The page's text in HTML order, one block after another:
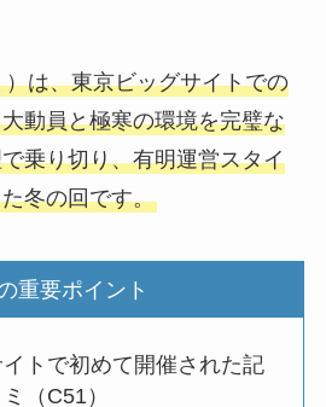
は、東京ビッグサイトでの
動員と極寒の環境を完璧な
乗り切り、有明運営スタイ
冬の回です。
重要ポイント
トで初めて開催された記
（C51）